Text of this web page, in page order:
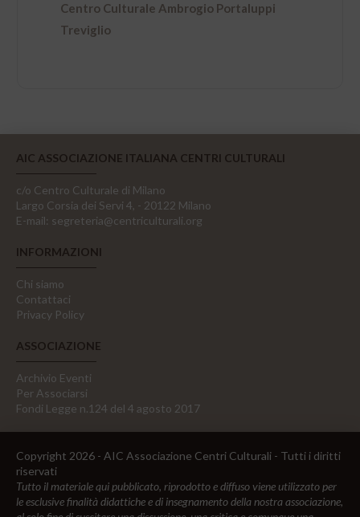
Centro Culturale Ambrogio Portaluppi
Treviglio
AIC ASSOCIAZIONE ITALIANA CENTRI CULTURALI
c/o Centro Culturale di Milano
Largo Corsia dei Servi 4, - 20122 Milano
E-mail: segreteria@centriculturali.org
INFORMAZIONI
Chi siamo
Contattaci
Privacy Policy
ASSOCIAZIONE
Archivio Eventi
Per Associarsi
Fondi Legge n.124 del 4 agosto 2017
Copyright 2026 - AIC Associazione Centri Culturali - Tutti i diritti
riservati
Tutto il materiale qui pubblicato, riprodotto e diffuso viene utilizzato per
le esclusive finalità didattiche e di insegnamento della nostra associazione,